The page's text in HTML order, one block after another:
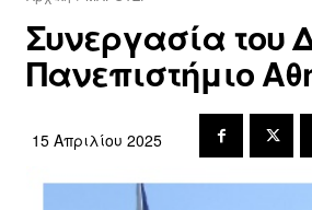
Συνεργασία του
Πανεπιστήμιο
15 Απριλίου 2025